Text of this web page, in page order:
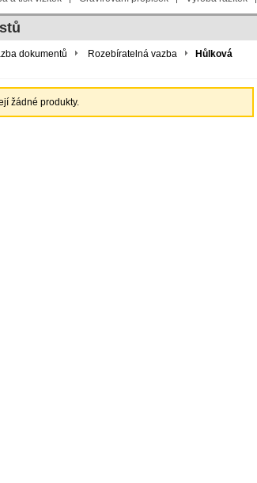
dokumentů Rozebíratelná vazba
Hůlková
žádné produkty.